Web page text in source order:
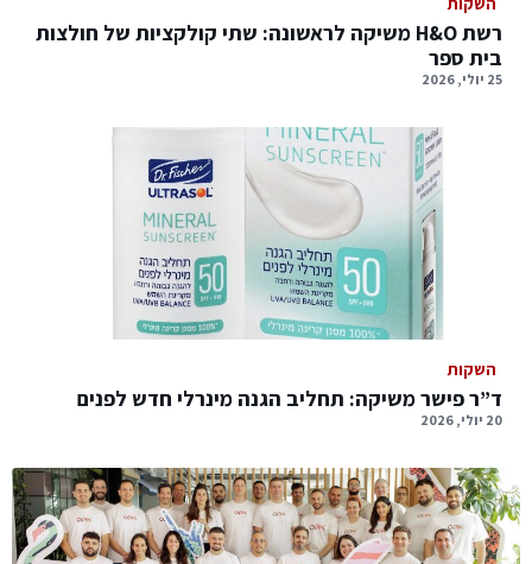
רשת H&O משיקה לראשונה: שתי קולקציות של חולצות
בית ספר
25 יולי, 2026
השקות
ד”ר פישר משיקה: תחליב הגנה מינרלי חדש לפנים
20 יולי, 2026